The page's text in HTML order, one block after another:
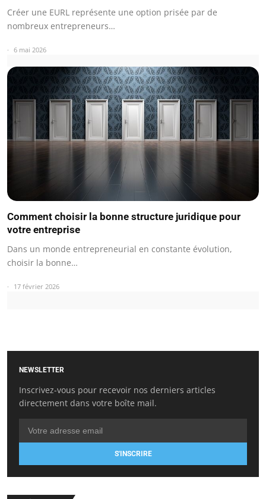
Créer une EURL représente une option prisée par de
nombreux entrepreneurs…
6 mai 2026
Comment choisir la bonne structure juridique pour
votre entreprise
Dans un monde entrepreneurial en constante évolution,
choisir la bonne…
17 février 2026
NEWSLETTER
Inscrivez-vous pour recevoir nos derniers articles
directement dans votre boîte mail.
S'INSCRIRE